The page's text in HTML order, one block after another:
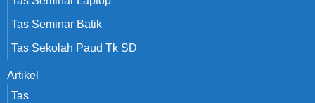
Tas Seminar Batik
Tas Sekolah Paud Tk SD
Artikel
Tas